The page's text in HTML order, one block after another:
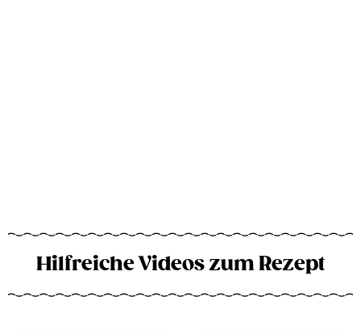
Hilfreiche Videos zum Rezept